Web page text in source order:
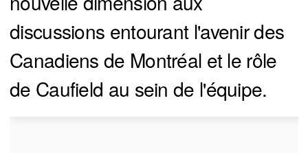
discussions entourant l'avenir des
Canadiens de Montréal et le rôle
de Caufield au sein de l'équipe.